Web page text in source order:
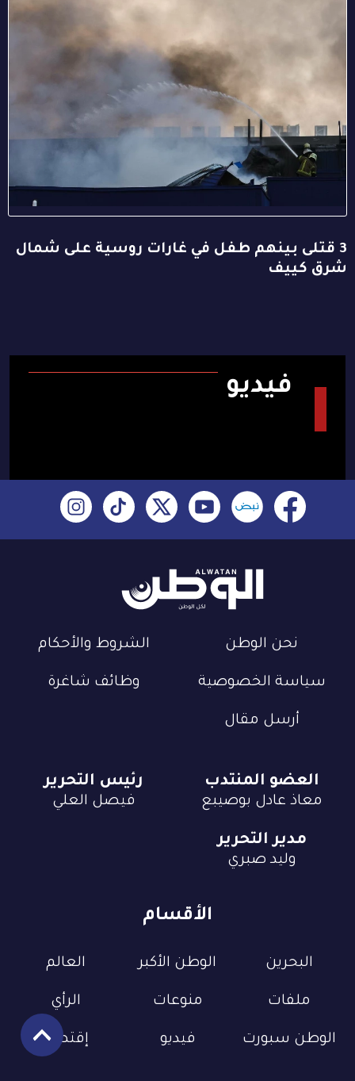
3 قتلى بينهم طفل في غارات روسية على شمال
شرق كييف
فيديو
نحن الوطن الشروط والأحكام
سياسة الخصوصية وظائف شاغرة
أرسل مقال
الأقسام
البحرين الوطن الأكبر العالم
ملفات منوعات الرأي
الوطن سبورت فيديو إقتصاد
العضو المنتدب
معاذ عادل بوصيبع
رئيس التحرير
فيصل العلي
مدير التحرير
وليد صبري